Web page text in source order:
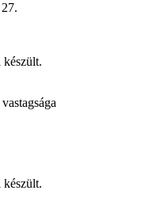
készült.
készült.